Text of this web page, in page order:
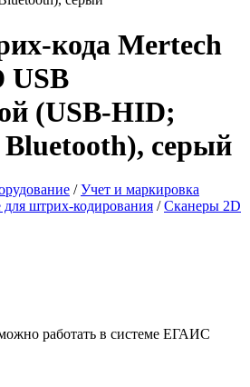
кода Mertech
USB
(USB-HID;
серый
/ Учет и маркировка
штрих-кодирования / Сканеры 2D
работать в системе ЕГАИС